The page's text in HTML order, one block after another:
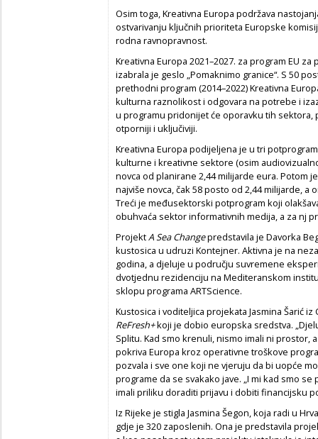
Osim toga, Kreativna Europa podržava
ostvarivanju ključnih prioriteta Europske
rodna ravnopravnost.
Kreativna Europa 2021–2027. za program EU
izabrala je geslo „Pomaknimo granice“. S 50
prethodni program (2014–2022) Kreativna
kulturna raznolikost i odgovara na potrebe i
u programu pridonijet će oporavku tih sektora,
otporniji i uključiviji.
Kreativna Europa podijeljena je u tri
kulturne i kreativne sektore (osim
novca od planirane 2,44 milijarde eura. Potom
najviše novca, čak 58 posto od 2,44 milijarde,
Treći je međusektorski potprogram koji
obuhvaća sektor informativnih medija, a za nj
ProjektA Sea Changepredstavila je Davorka
kustosica u udruzi Kontejner. Aktivna je na
godina, a djeluje u području suvremene
dvotjednu rezidenciju na Mediteranskom
sklopu programa ARTScience.
Kustosica i voditeljica projekata Jasmina Šarić
ReFresh+koji je dobio europska sredstva.
Splitu. Kad smo krenuli, nismo imali ni prostor,
pokriva Europa kroz operativne troškove
pozvala i sve one koji ne vjeruju da bi uopće
programe da se svakako jave. „I mi kad smo
imali priliku doraditi prijavu i dobiti financijsku
Iz Rijeke je stigla Jasmina Šegon, koja radi u
gdje je 320 zaposlenih. Ona je predstavila